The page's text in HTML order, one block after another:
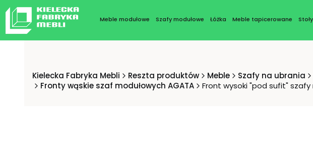
Meble modułowe Szafy modułowe Łóżka Meble tapicerowane Stoły
Kielecka Fabryka Mebli Reszta produktów Meble Szafy na ubrania
Fronty wąskie szaf modułowych AGATA
Front wysoki "pod sufit" szafy